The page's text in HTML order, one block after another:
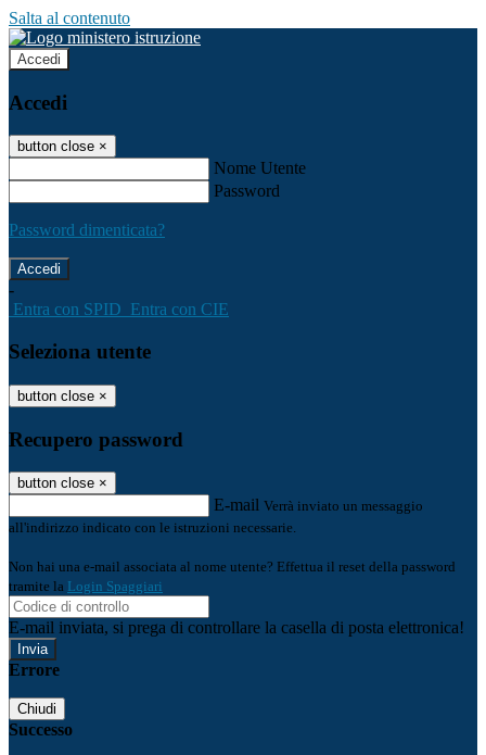
Salta al contenuto
Accedi
Accedi
button close ×
Nome Utente
Password
Password dimenticata?
-
Entra con SPID Entra con CIE
Seleziona utente
button close ×
Recupero password
button close ×
E-mail Verrà inviato un messaggio
all'indirizzo indicato con le istruzioni necessarie.
Non hai una e-mail associata al nome utente? Effettua il reset della password
tramite la Login Spaggiari
E-mail inviata, si prega di controllare la casella di posta elettronica!
Errore
Chiudi
Successo